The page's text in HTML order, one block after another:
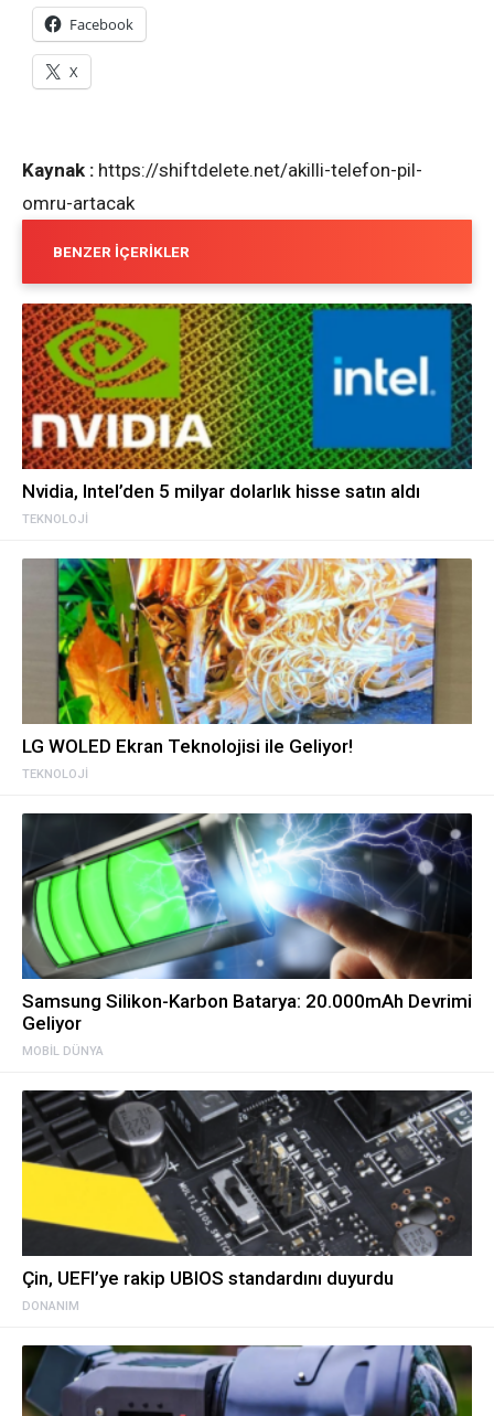
Facebook
X
Kaynak : https://shiftdelete.net/akilli-telefon-pil-
omru-artacak
BENZER İÇERIKLER
TEKNOLOJI
Nvidia, Intel’den 5 milyar dolarlık hisse satın aldı
TEKNOLOJI
LG WOLED Ekran Teknolojisi ile Geliyor!
MOBIL DÜNYA
Samsung Silikon-Karbon Batarya: 20.000mAh Devrimi
Geliyor
DONANIM
Çin, UEFI’ye rakip UBIOS standardını duyurdu